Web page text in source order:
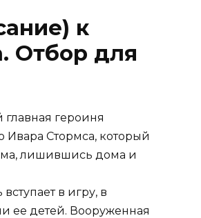
к
Отбор для
героиня
Ивара Стормса, который
лишившись дома и
в игру, в
ее детей. Вооруженная